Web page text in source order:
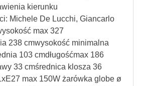
kierunku
Michele De Lucchi, Giancarlo
max 327
238 cmwysokość minimalna
103 cmdługośćmax 186
33 cmśrednica klosza 36
max 150W żarówka globe ø